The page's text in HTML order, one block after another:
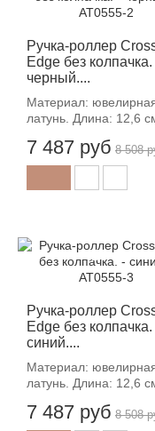
Ручка-роллер
Edge без колпачка.
черный....
Материал:
латунь. Длина: 12,6
7 487 руб 8 508
Ручка-роллер
Edge без колпачка.
синий....
Материал:
латунь. Длина: 12,6
7 487 руб
-12%
8 508